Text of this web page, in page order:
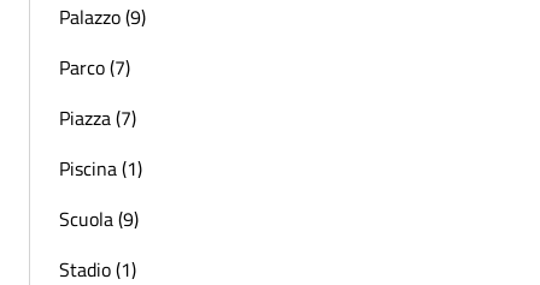
Palazzo (9)
Parco (7)
Piazza (7)
Piscina (1)
Scuola (9)
Stadio (1)